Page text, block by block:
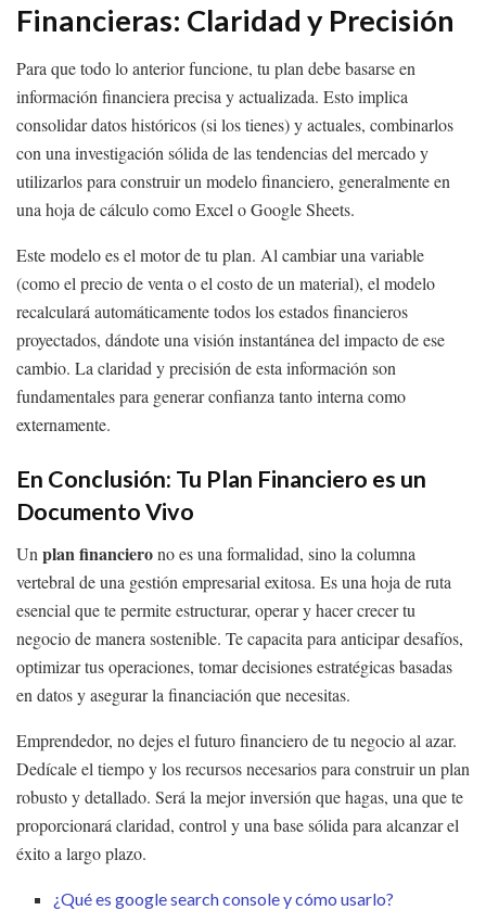
Financieras: Claridad y Precisión
Para que todo lo anterior funcione, tu plan debe basarse en
información financiera precisa y actualizada. Esto implica
consolidar datos históricos (si los tienes) y actuales, combinarlos
con una investigación sólida de las tendencias del mercado y
utilizarlos para construir un modelo financiero, generalmente en
una hoja de cálculo como Excel o Google Sheets.
Este modelo es el motor de tu plan. Al cambiar una variable
(como el precio de venta o el costo de un material), el modelo
recalculará automáticamente todos los estados financieros
proyectados, dándote una visión instantánea del impacto de ese
cambio. La claridad y precisión de esta información son
fundamentales para generar confianza tanto interna como
externamente.
En Conclusión: Tu Plan Financiero es un
Documento Vivo
Un plan financierono es una formalidad, sino la columna
vertebral de una gestión empresarial exitosa. Es una hoja de ruta
esencial que te permite estructurar, operar y hacer crecer tu
negocio de manera sostenible. Te capacita para anticipar desafíos,
optimizar tus operaciones, tomar decisiones estratégicas basadas
en datos y asegurar la financiación que necesitas.
Emprendedor, no dejes el futuro financiero de tu negocio al azar.
Dedícale el tiempo y los recursos necesarios para construir un plan
robusto y detallado. Será la mejor inversión que hagas, una que te
proporcionará claridad, control y una base sólida para alcanzar el
éxito a largo plazo.
¿Qué es google search console y cómo usarlo?